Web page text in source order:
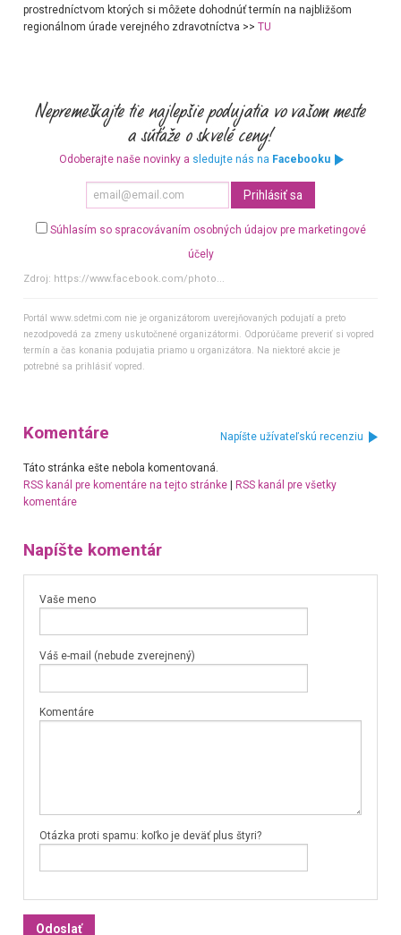
prostredníctvom ktorých si môžete dohodnúť termín na najbližšom
regionálnom úrade verejného zdravotníctva >> TU
Odoberajte naše novinky a sledujte nás na Facebooku
Súhlasím so spracovávaním osobných údajov pre marketingové
účely
Zdroj: https://www.facebook.com/photo...
Portál www.sdetmi.com nie je organizátorom uverejňovaných podujatí a preto
nezodpovedá za zmeny uskutočnené organizátormi. Odporúčame preveriť si vopred
termín a čas konania podujatia priamo u organizátora. Na niektoré akcie je
potrebné sa prihlásiť vopred.
Komentáre Napíšte užívateľskú recenziu
Táto stránka ešte nebola komentovaná.
RSS kanál pre komentáre na tejto stránke| RSS kanál pre všetky
komentáre
Napíšte komentár
Vaše meno
Váš e-mail (nebude zverejnený)
Komentáre
Otázka proti spamu: koľko je deväť plus štyri?